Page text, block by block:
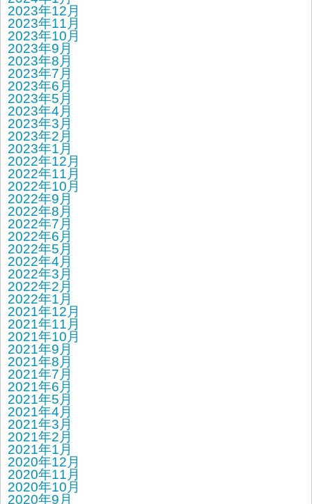
2023年12月
2023年11月
2023年10月
2023年9月
2023年8月
2023年7月
2023年6月
2023年5月
2023年4月
2023年3月
2023年2月
2023年1月
2022年12月
2022年11月
2022年10月
2022年9月
2022年8月
2022年7月
2022年6月
2022年5月
2022年4月
2022年3月
2022年2月
2022年1月
2021年12月
2021年11月
2021年10月
2021年9月
2021年8月
2021年7月
2021年6月
2021年5月
2021年4月
2021年3月
2021年2月
2021年1月
2020年12月
2020年11月
2020年10月
2020年9月